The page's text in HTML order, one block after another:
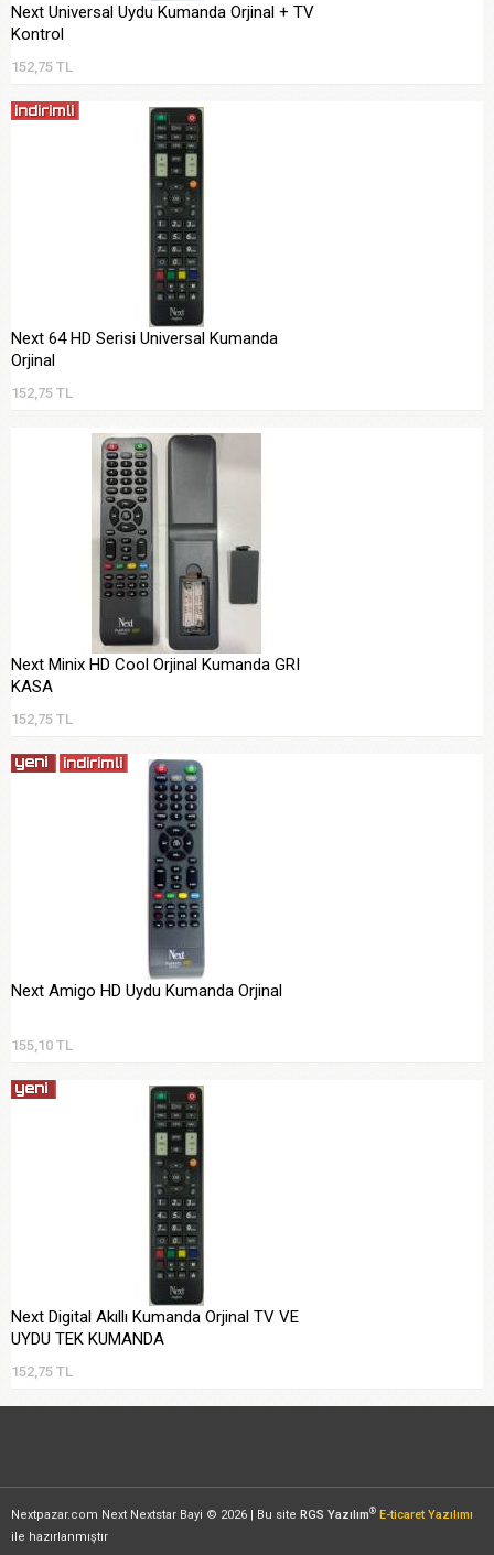
Next Universal Uydu Kumanda Orjinal + TV
Kontrol
152,75 TL
Next 64 HD Serisi Universal Kumanda
Orjinal
152,75 TL
Next Minix HD Cool Orjinal Kumanda GRI
KASA
152,75 TL
Next Amigo HD Uydu Kumanda Orjinal
155,10 TL
Next Digital Akıllı Kumanda Orjinal TV VE
UYDU TEK KUMANDA
152,75 TL
Nextpazar.com Next Nextstar Bayi © 2026 | Bu site RGS Yazılım® E-ticaret Yazılımı
ile hazırlanmıştır